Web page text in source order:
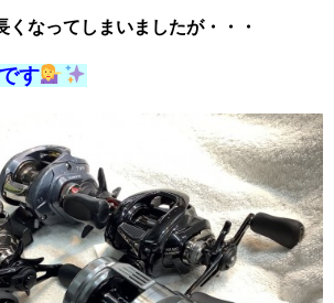
くなってしまいましたが・・・
す